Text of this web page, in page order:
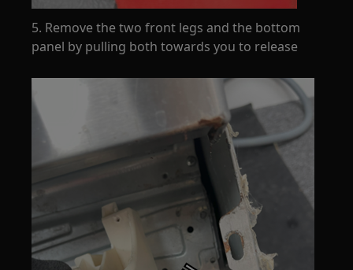
5. Remove the two front legs and the bottom
panel by pulling both towards you to release